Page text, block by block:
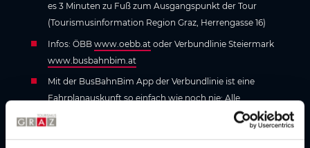
es 3 Minuten zu Fuß zum Ausgangspunkt der Tour
(Tourismusinformation Region Graz, Herrengasse 16)
Infos: ÖBB www.oebb.at oder Verbundlinie Steiermark
www.busbahnbim.at
Mit der BusBahnBim App der Verbundlinie ist eine
Fahrplanauskunft so einfach wie noch nie: Alle
Verbindungen mit Bus, Bahn und Straßenbahn in